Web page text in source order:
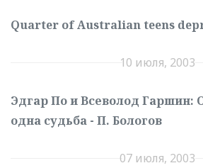
Quarter of Australian teens
10 июля, 2003
Эдгар По и Всеволод Гаршин:
одна судьба - П. Бологов
07 июля, 2003